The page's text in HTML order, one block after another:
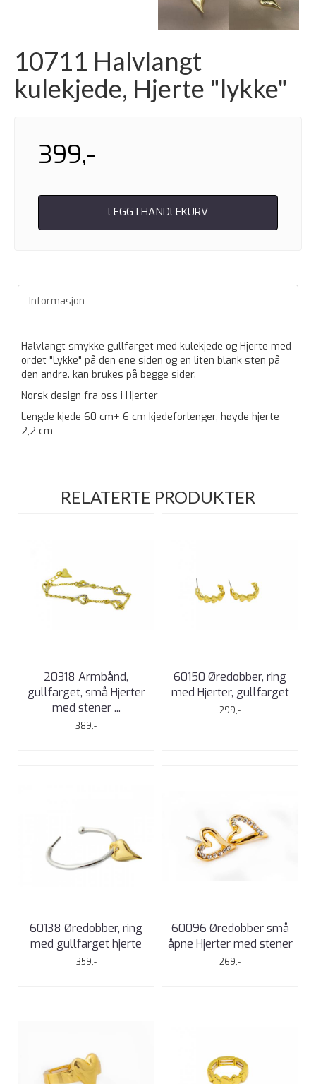
10711 Halvlangt
kulekjede, Hjerte "lykke"
399,-
LEGG I HANDLEKURV
Informasjon
Halvlangt smykke gullfarget med kulekjede og Hjerte med
ordet "Lykke" på den ene siden og en liten blank sten på
den andre. kan brukes på begge sider.
Norsk design fra oss i Hjerter
Lengde kjede 60 cm+ 6 cm kjedeforlenger, høyde hjerte
2,2 cm
RELATERTE PRODUKTER
20318 Armbånd,
gullfarget, små Hjerter
med stener ...
389,-
60150 Øredobber, ring
med Hjerter, gullfarget
299,-
60138 Øredobber, ring
med gullfarget hjerte
359,-
60096 Øredobber små
åpne Hjerter med stener
269,-